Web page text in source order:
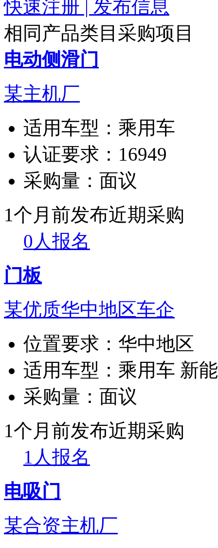
快速注册 | 发布信息
相同产品类目采购项目
电动侧滑门
某主机厂
适用车型： 乘用车
认证要求： 16949
采购量： 面议
1个月前发布近期采购
0人报名
门板
某优质华中地区车企
位置要求： 华中地区
适用车型： 乘用车 新
采购量： 面议
1个月前发布近期采购
1人报名
电吸门
某合资主机厂